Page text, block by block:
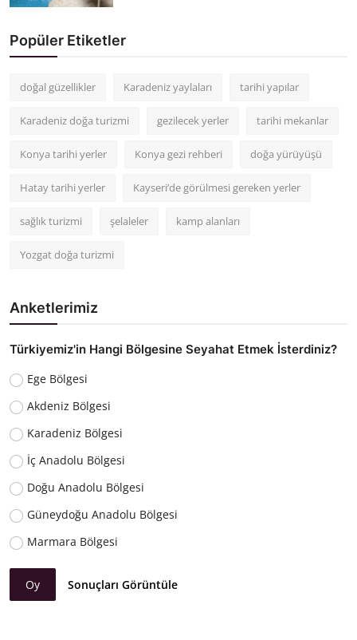
Popüler Etiketler
doğal güzellikler Karadeniz yaylaları tarihi yapılar
Karadeniz doğa turizmi gezilecek yerler tarihi mekanlar
Konya tarihi yerler Konya gezi rehberi doğa yürüyüşü
Hatay tarihi yerler Kayseri’de görülmesi gereken yerler
sağlık turizmi şelaleler kamp alanları
Yozgat doğa turizmi
Anketlerimiz
Türkiyemiz'in Hangi Bölgesine Seyahat Etmek İsterdiniz?
Ege Bölgesi
Akdeniz Bölgesi
Karadeniz Bölgesi
İç Anadolu Bölgesi
Doğu Anadolu Bölgesi
Güneydoğu Anadolu Bölgesi
Marmara Bölgesi
Oy Sonuçları Görüntüle